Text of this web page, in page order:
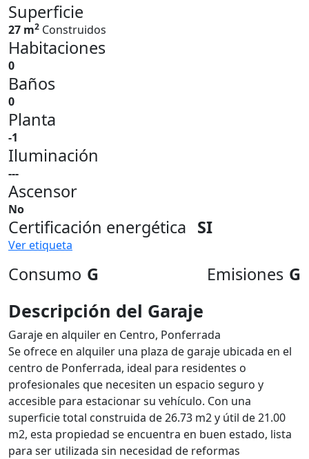
Superficie
27 m2 Construidos
Habitaciones
0
Baños
0
Planta
-1
Iluminación
---
Ascensor
No
Certificación energética SI
Ver etiqueta
Consumo G Emisiones G
Descripción del Garaje
Garaje en alquiler en Centro, Ponferrada
Se ofrece en alquiler una plaza de garaje ubicada en el
centro de Ponferrada, ideal para residentes o
profesionales que necesiten un espacio seguro y
accesible para estacionar su vehículo. Con una
superficie total construida de 26.73 m2 y útil de 21.00
m2, esta propiedad se encuentra en buen estado, lista
para ser utilizada sin necesidad de reformas